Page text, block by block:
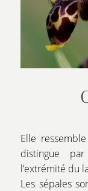
Elle
distingue
l’extrémité du
Les sépales